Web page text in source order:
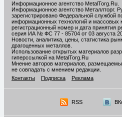
Информационное агентство MetalTorg.Ru
Информационное агентство Металлторг.
зарегистрировано Федеральной службой
информационных технологий и массовых
регистрационный номер и дата принятия
серия ИА № ФС 77 - 85704 от 03 августа
Новости, аналитика, цены, статистика
драгоценных металлов.
Использование открытых материалов
гиперссылкой на MetalTorg.Ru
Мнение авторов материалов,
не совпадать с мнением редакции.
Контакты
Подписка Реклама
RSS